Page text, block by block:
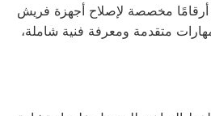
أرقامًا مخصصة لإصلاح أجهزة فريش
متقدمة ومعرفة فنية شاملة،